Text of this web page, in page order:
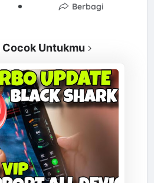
Berbagi
Untukmu